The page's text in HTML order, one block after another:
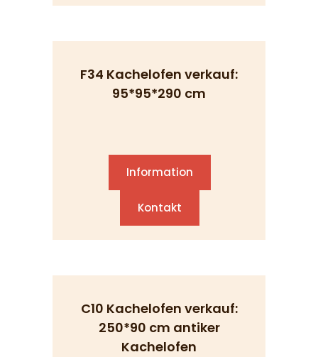
F34 Kachelofen verkauf:
95*95*290 cm
Information
Kontakt
C10 Kachelofen verkauf:
250*90 cm antiker
Kachelofen